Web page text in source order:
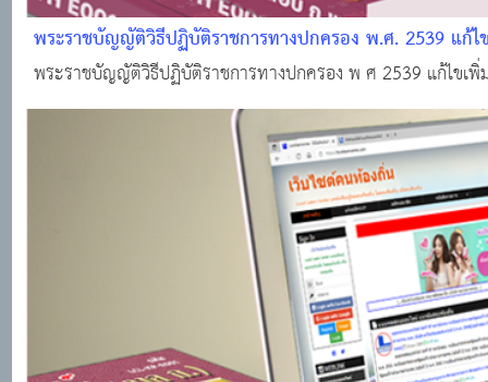
พระราชบัญญัติวิธีปฏิบัติราชการทางปกครอง พ.ศ. 2539 แก้ไ
พระราชบัญญัติวิธีปฏิบัติราชการทางปกครอง พ ศ 2539 แก้ไขเ